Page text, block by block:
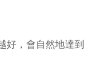
好，會自然地達到